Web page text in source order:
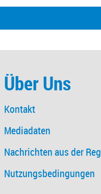
Über Uns
Kontakt
Mediadaten
Nachrichten aus der
Nutzungsbedingungen